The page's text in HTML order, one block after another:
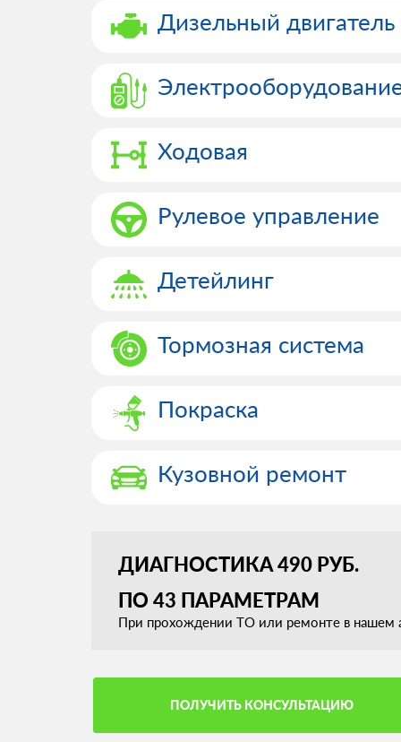
Дизельный двигатель
Ходовая
Рулевое управление
Детейлинг
Тормозная система
Покраска
Кузовной ремонт
ДИАГНОСТИКА 490 РУБ.
ПО 43 ПАРАМЕТРАМ
При прохождении ТО или ремонте в нашем
ПОЛУЧИТЬ КОНСУЛЬТАЦИЮ